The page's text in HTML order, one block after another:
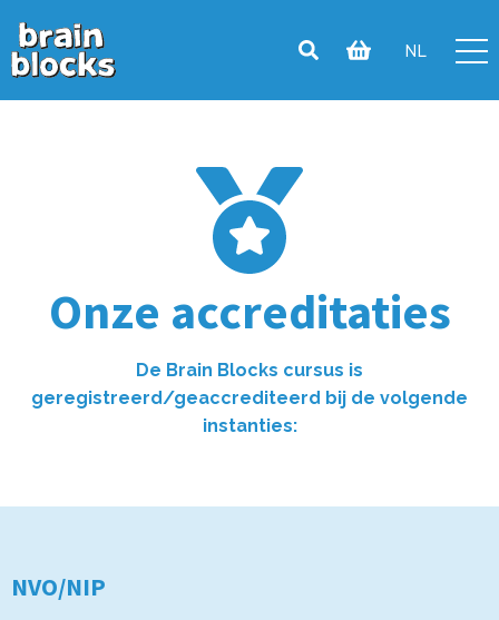
NL
Onze accreditaties
De Brain Blocks cursus is
geregistreerd/geaccrediteerd bij de volgende
instanties:
NVO/NIP